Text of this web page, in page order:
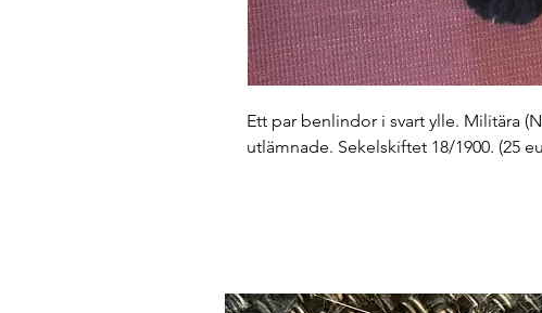
Ett par benlindor i svart ylle. Militära
utlämnade. Sekelskiftet 18/1900. (25